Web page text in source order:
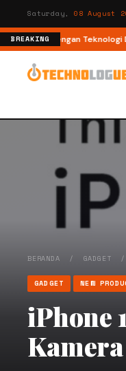
Saturday, 08 August
BREAKING
Load dengan Teknologi
BERANDA / GADGET
GADGET NEW
iPhone